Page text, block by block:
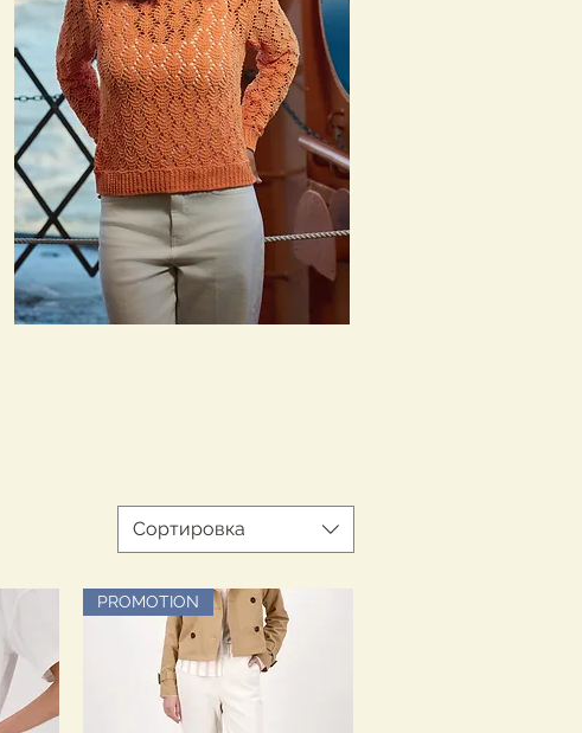
Сортировка
PROMOTION